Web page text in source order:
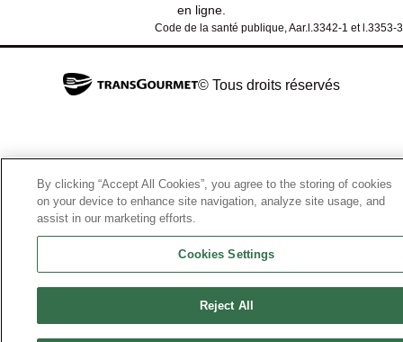
en ligne.
Code de la santé publique, Aar.l.3342-1 et l.3353-3
© Tous droits réservés
By clicking “Accept All Cookies”, you agree to the storing of cookies
on your device to enhance site navigation, analyze site usage, and
assist in our marketing efforts.
Cookies Settings
Reject All